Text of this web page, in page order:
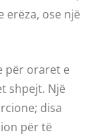
erëza, ose një
për oraret e
shpejt. Një
disa
për të